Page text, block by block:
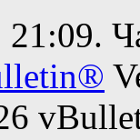
21:09.